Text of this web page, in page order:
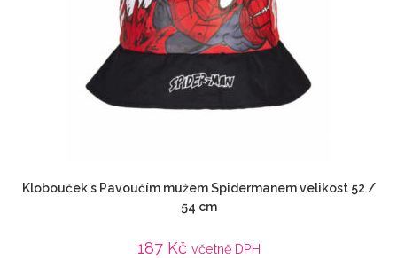
Klobouček s Pavoučím mužem Spidermanem velikost 52 /
54 cm
187 Kč včetně DPH